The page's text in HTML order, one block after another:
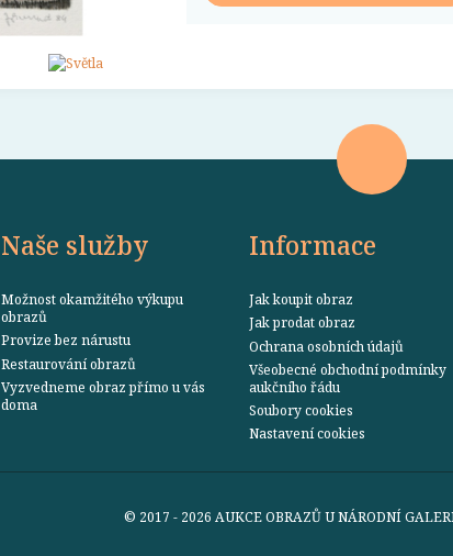
Naše služby
Možnost okamžitého výkupu
obrazů
Provize bez nárustu
Restaurování obrazů
Vyzvedneme obraz přímo u vás
doma
Informace
Jak koupit obraz
Jak prodat obraz
Ochrana osobních údajů
Všeobecné obchodní podmínky
aukčního řádu
Soubory cookies
Nastavení cookies
© 2017 - 2026 AUKCE OBRAZŮ U NÁRODNÍ